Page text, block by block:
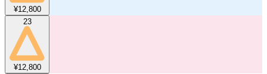
¥12,800
23
¥12,800